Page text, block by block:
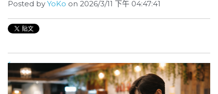
Posted byYoKo on 2026/3/11 下午 04:47:41